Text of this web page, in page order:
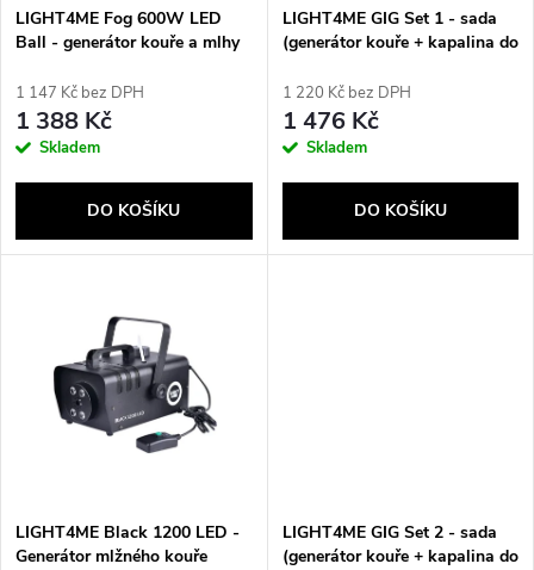
p
r
o
u
p
r
o
d
LIGHT4ME Fog 600W LED
Ball - generátor kouře a mlhy
diskotéková koule
1 147 Kč bez DPH
1 388 Kč
Skladem
DO KOŠÍKU
LIGHT4ME GIG Set 1 - sada
(generátor kouře + kapalina do
1)
1 220 Kč bez DPH
1 476 Kč
Skladem
DO KOŠÍKU
LIGHT4ME Black 1200 LED -
Generátor mlžného kouře
LIGHT4ME GIG Set 2 - sada
(generátor kouře + kapalina do